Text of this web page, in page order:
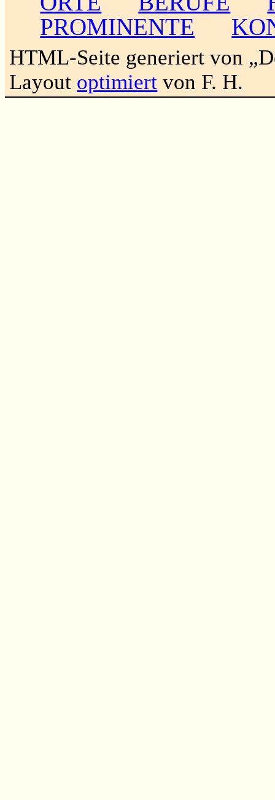
PROMINENTE
HTML-Seite generiert von
Layout optimiert von F. H.